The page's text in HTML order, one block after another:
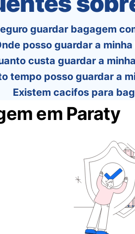
guardar bagagem
posso guardar a
custa guardar a
tempo posso guardar a
Existem cacifos para
em Paraty